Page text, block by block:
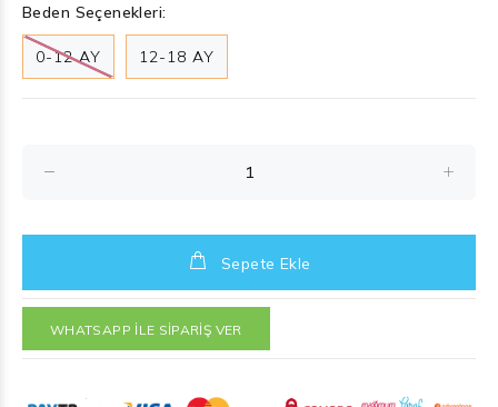
Beden Seçenekleri:
0-12 AY 12-18 AY
Sepete Ekle
WHATSAPP İLE SİPARİŞ VER